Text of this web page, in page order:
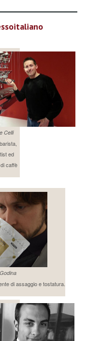
French press
espresso
caffè
sigep 2017
tostatura
Celli
ed
caffè